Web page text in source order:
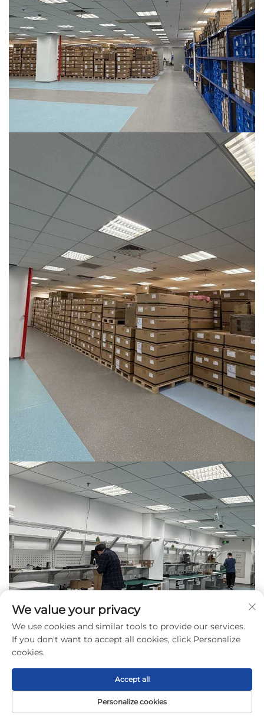
Αρχική σελίδα Προϊόν Σχετικά ΕΠΑΦΗ
We value your privacy
We use cookies and similar tools to provide our services.
If you don't want to accept all cookies, click Personalize
cookies.
Personalize cookies
Accept all